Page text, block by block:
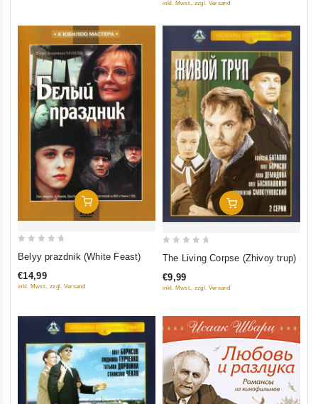
inkl. Mwst., zzgl. Versand
Add To Cart
out
of
Belyy prazdnik (White Feast)
€14,99
inkl. Mwst., zzgl. Versand
Add To Cart
of
The Living Corpse (Zhivoy trup)
€9,99
inkl. Mwst., zzgl. Versand